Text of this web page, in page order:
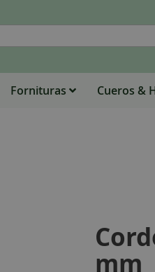
Buscar
Fornituras Cueros &
mm